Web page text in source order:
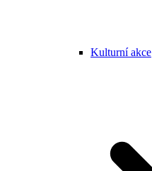
Kulturní akce